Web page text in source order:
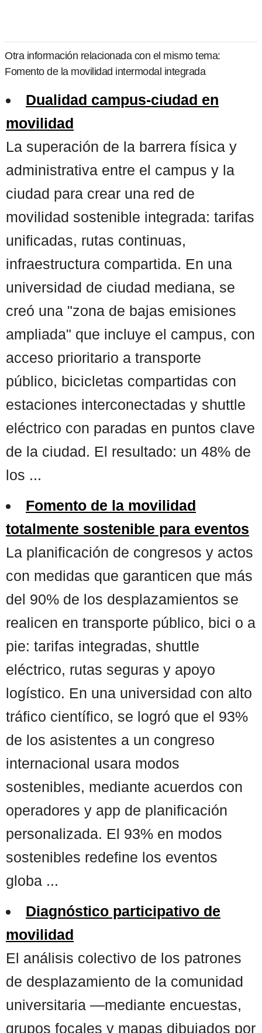
Otra información relacionada con el mismo tema:
Fomento de la movilidad intermodal integrada
Dualidad campus-ciudad en
movilidad
La superación de la barrera física y
administrativa entre el campus y la
ciudad para crear una red de
movilidad sostenible integrada: tarifas
unificadas, rutas continuas,
infraestructura compartida. En una
universidad de ciudad mediana, se
creó una "zona de bajas emisiones
ampliada" que incluye el campus, con
acceso prioritario a transporte
público, bicicletas compartidas con
estaciones interconectadas y shuttle
eléctrico con paradas en puntos clave
de la ciudad. El resultado: un 48% de
los ...
Fomento de la movilidad
totalmente sostenible para eventos
La planificación de congresos y actos
con medidas que garanticen que más
del 90% de los desplazamientos se
realicen en transporte público, bici o a
pie: tarifas integradas, shuttle
eléctrico, rutas seguras y apoyo
logístico. En una universidad con alto
tráfico científico, se logró que el 93%
de los asistentes a un congreso
internacional usara modos
sostenibles, mediante acuerdos con
operadores y app de planificación
personalizada. El 93% en modos
sostenibles redefine los eventos
globa ...
Diagnóstico participativo de
movilidad
El análisis colectivo de los patrones
de desplazamiento de la comunidad
universitaria —mediante encuestas,
grupos focales y mapas dibujados por